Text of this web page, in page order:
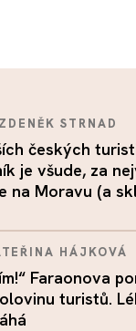
ZDENĚK STRNAD
českých
je všude, za
na Moravu (a
HÁJKOVÁ
Faraonova
turistů.